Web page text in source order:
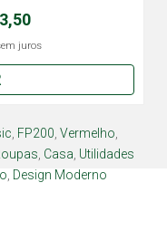
juros
FP200 Vermelho
Casa Utilidades
Design Moderno